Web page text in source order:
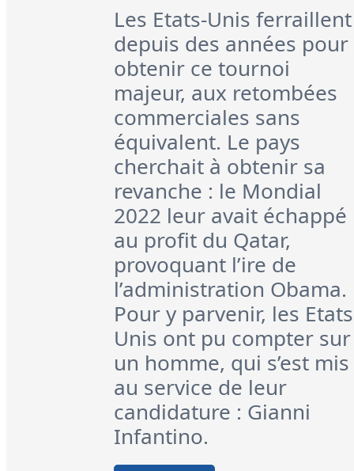
Les Etats-Unis ferraillent
depuis des années pour
obtenir ce tournoi
majeur, aux retombées
commerciales sans
équivalent. Le pays
cherchait à obtenir sa
revanche : le Mondial
2022 leur avait échappé
au profit du Qatar,
provoquant l’ire de
l’administration Obama.
Pour y parvenir, les
Unis ont pu compter sur
un homme, qui s’est mis
au service de leur
candidature : Gianni
Infantino.